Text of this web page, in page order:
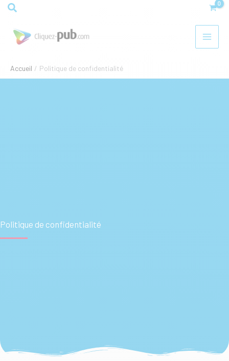
Aller
contenu
Rechercher
Accueil Politique de confidentialité
Politique de confidentialité